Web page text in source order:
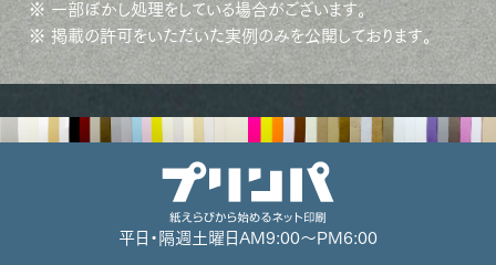
※ 一部ぼかし処理をしている場合がございます。
※ 掲載の許可をいただいた実例のみを公開しております。
平日・隔週土曜日 AM9:00～PM6:00